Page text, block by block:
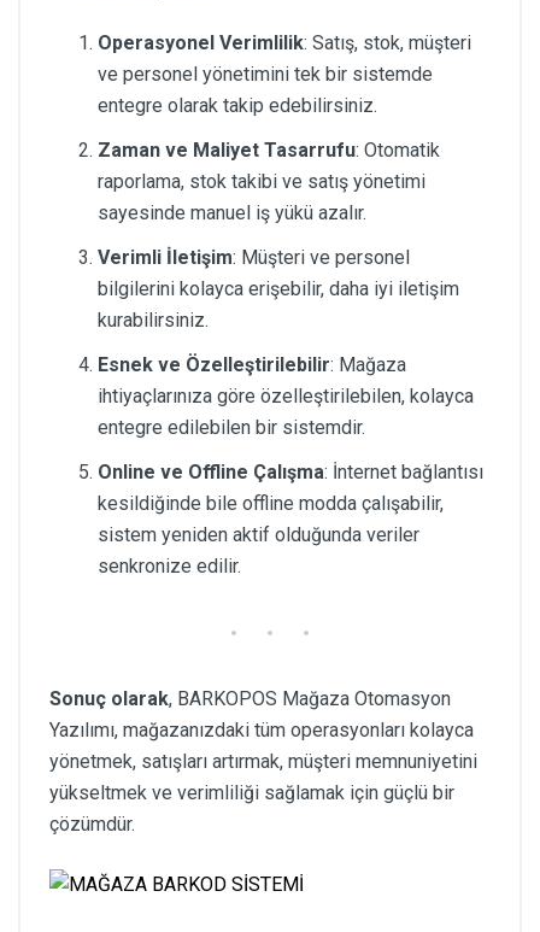
Operasyonel Verimlilik: Satış, stok, müşteri
ve personel yönetimini tek bir sistemde
entegre olarak takip edebilirsiniz.
Zaman ve Maliyet Tasarrufu: Otomatik
raporlama, stok takibi ve satış yönetimi
sayesinde manuel iş yükü azalır.
Verimli İletişim: Müşteri ve personel
bilgilerini kolayca erişebilir, daha iyi iletişim
kurabilirsiniz.
Esnek ve Özelleştirilebilir: Mağaza
ihtiyaçlarınıza göre özelleştirilebilen, kolayca
entegre edilebilen bir sistemdir.
Online ve Offline Çalışma: İnternet bağlantısı
kesildiğinde bile offline modda çalışabilir,
sistem yeniden aktif olduğunda veriler
senkronize edilir.
Sonuç olarak, BARKOPOS Mağaza Otomasyon
Yazılımı, mağazanızdaki tüm operasyonları kolayca
yönetmek, satışları artırmak, müşteri memnuniyetini
yükseltmek ve verimliliği sağlamak için güçlü bir
çözümdür.